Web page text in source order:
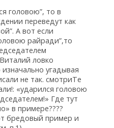
головою”, то в
переведут как
А вот если
райради”,то
ловко
угадывая
не так. смотриТе
«ударился головою
Где тут
в примере????
бредовый пример и